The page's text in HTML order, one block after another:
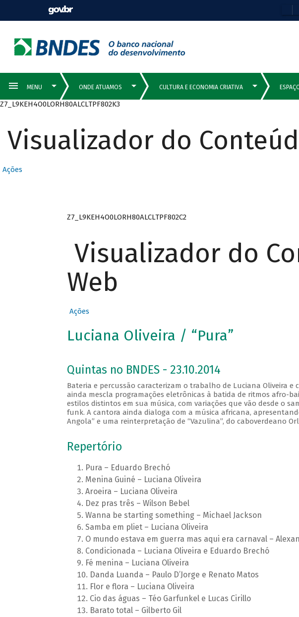
Z7_L9KEH4O0LORH80ALCLTPF802K3
Visualizador do
Ações
Z7_L9KEH4O0LORH80ALCLTPF802C2
Visualizador do
Web
Ações
Luciana Oliveira / “Pura”
Quintas no BNDES - 23.10.2014
Bateria e percussão caracterizam o trabalho de Luciana Oliveira e
ainda mescla programações eletrônicas à batida de ritmos afro-
estilos distintos em sua música, com variações que vão desde o
funk. A cantora ainda dialoga com a música africana,
Angola” e uma reinterpretação de “Vazulina”, do caboverdeano
Repertório
Pura – Eduardo Brechó
Menina Guiné – Luciana Oliveira
Aroeira – Luciana Oliveira
Dez pras três – Wilson Bebel
Wanna be starting something – Michael Jackson
Samba em pliet – Luciana Oliveira
O mundo estava em guerra mas aqui era carnaval –
Condicionada – Luciana Oliveira e Eduardo Brechó
Fé menina – Luciana Oliveira
Danda Luanda – Paulo D’Jorge e Renato Matos
Flor e flora – Luciana Oliveira
Cio das águas – Téo Garfunkel e Lucas Cirillo
Barato total – Gilberto Gil